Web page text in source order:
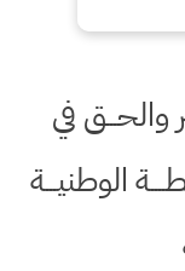
في
الوطنيـــة